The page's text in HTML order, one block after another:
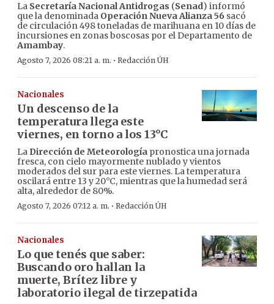
La Secretaría Nacional Antidrogas (Senad) informó
que la denominada Operación Nueva Alianza 56 sacó
de circulación 498 toneladas de marihuana en 10 días de
incursiones en zonas boscosas por el Departamento de
Amambay.
Agosto 7, 2026 08:21 a. m. · Redacción ÚH
Nacionales
Un descenso de la
temperatura llega este
viernes, en torno a los 13°C
La Dirección de Meteorología pronostica una jornada
fresca, con cielo mayormente nublado y vientos
moderados del sur para este viernes. La temperatura
oscilará entre 13 y 20°C, mientras que la humedad será
alta, alrededor de 80%.
Agosto 7, 2026 07:12 a. m. · Redacción ÚH
Nacionales
Lo que tenés que saber:
Buscando oro hallan la
muerte, Brítez libre y
laboratorio ilegal de tirzepatida